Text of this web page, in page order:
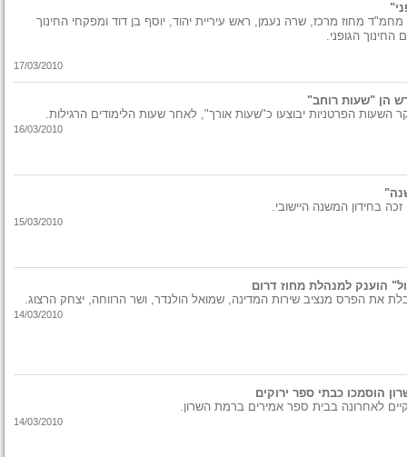
מחוז מרכז, שרה נעמן, ראש עיריית יהוד, יוסף בן דוד ומפקחי החינוך
החינוך הגופני.
17/03/2010
השעות הפרטניות יבוצעו כ"שעות אורך", לאחר שעות הלימודים הרגילות.
16/03/2010
בחידון המשנה היישובי.
15/03/2010
הוענק למנהלת מחוז דרום
את הפרס מנציב שירות המדינה, שמואל הולנדר, ושר הרווחה, יצחק הרצוג.
14/03/2010
הוסמכו כבתי ספר ירוקים
לאחרונה בבית ספר אמירים ברמת השרון.
14/03/2010